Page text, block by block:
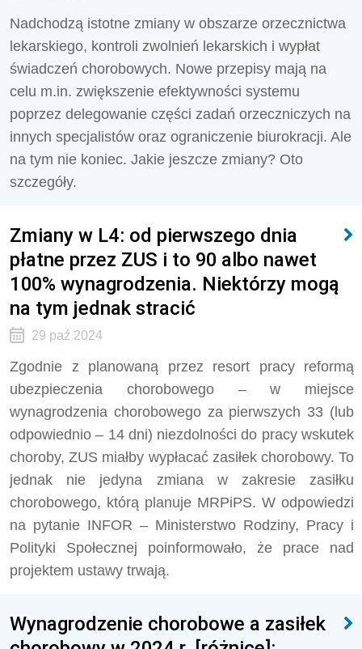
Nadchodzą istotne zmiany w obszarze orzecznictwa
lekarskiego, kontroli zwolnień lekarskich i wypłat
świadczeń chorobowych. Nowe przepisy mają na
celu m.in. zwiększenie efektywności systemu
poprzez delegowanie części zadań orzeczniczych na
innych specjalistów oraz ograniczenie biurokracji. Ale
na tym nie koniec. Jakie jeszcze zmiany? Oto
szczegóły.
Zmiany w L4: od pierwszego dnia
płatne przez ZUS i to 90 albo nawet
100% wynagrodzenia. Niektórzy mogą
na tym jednak stracić
29 paź 2024
Zgodnie z planowaną przez resort pracy reformą
ubezpieczenia chorobowego – w miejsce
wynagrodzenia chorobowego za pierwszych 33 (lub
odpowiednio – 14 dni) niezdolności do pracy wskutek
choroby, ZUS miałby wypłacać zasiłek chorobowy. To
jednak nie jedyna zmiana w zakresie zasiłku
chorobowego, którą planuje MRPiPS. W odpowiedzi
na pytanie INFOR – Ministerstwo Rodziny, Pracy i
Polityki Społecznej poinformowało, że prace nad
projektem ustawy trwają.
Wynagrodzenie chorobowe a zasiłek